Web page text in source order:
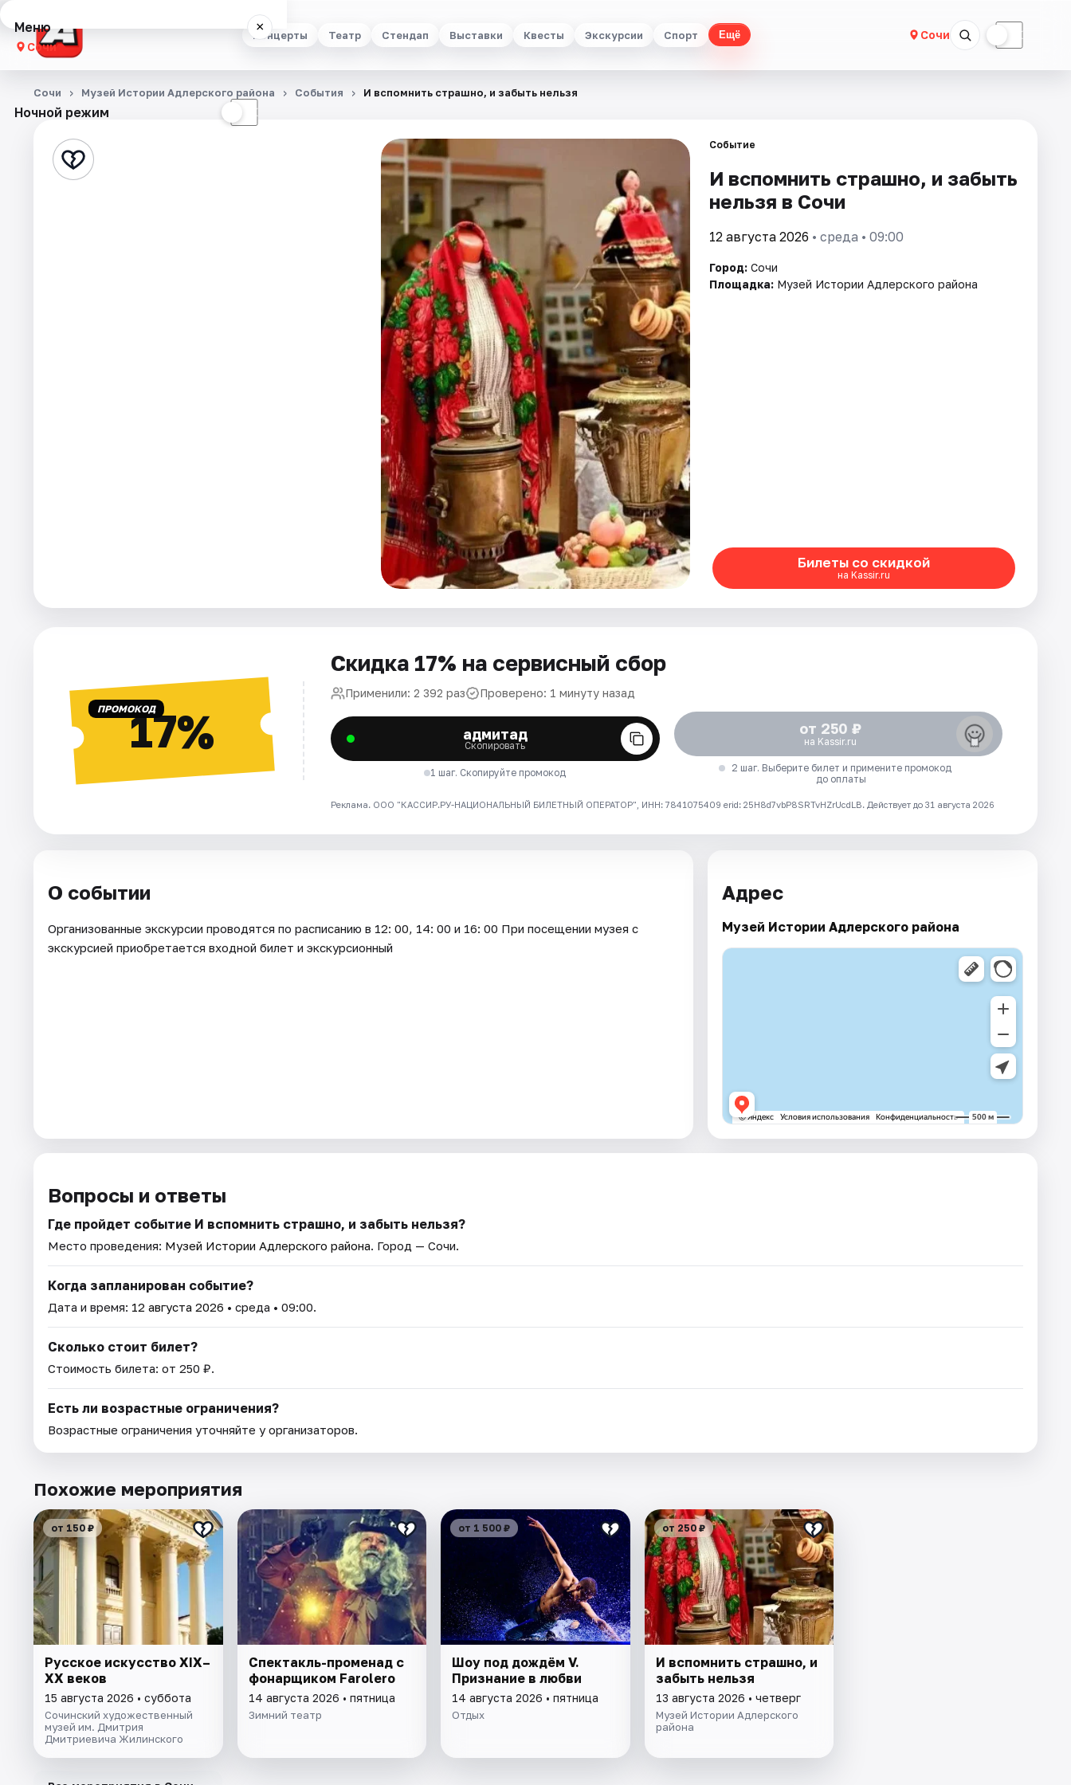
Концерты Театр Стендап Выставки Квесты Экскурсии Спорт Ещё Сочи ☾
Меню ×
Сочи
Концерты
Стендап
Ночной режим ☾
Сочи Музей Истории Адлерского района События И вспомнить страшно, и забыть нельзя
Событие
И вспомнить страшно, и забыть
нельзя в Сочи
12 августа 2026 • среда • 09:00
Город: Сочи
Площадка: Музей Истории Адлерского района
Билеты со скидкой
на Kassir.ru
ПРОМОКОД17%
Скидка 17% на сервисный сбор
Применили: 2 392 раз Проверено: 1 минуту назад
адмитад
Скопировать
1 шаг. Скопируйте промокод
от 250 ₽
на Kassir.ru
2 шаг. Выберите билет и примените промокод
до оплаты
Реклама. ООО "КАССИР.РУ-НАЦИОНАЛЬНЫЙ БИЛЕТНЫЙ ОПЕРАТОР", ИНН: 7841075409 erid: 25H8d7vbP8SRTvHZrUcdLB. Действует до 31 августа 2026
О событии
Организованные экскурсии проводятся по расписанию в 12: 00, 14: 00 и 16: 00 При посещении музея с
экскурсией приобретается входной билет и экскурсионный
Адрес
Музей Истории Адлерского района
Вопросы и ответы
Где пройдет событие И вспомнить страшно, и забыть нельзя?
Место проведения: Музей Истории Адлерского района. Город — Сочи.
Когда запланирован событие?
Дата и время: 12 августа 2026 • среда • 09:00.
Сколько стоит билет?
Стоимость билета: от 250 ₽.
Есть ли возрастные ограничения?
Возрастные ограничения уточняйте у организаторов.
Похожие мероприятия
от 150 ₽
Русское искусство XIX–
XX веков
15 августа 2026 • суббота
Сочинский художественный
музей им. Дмитрия
Дмитриевича Жилинского
Спектакль-променад с
фонарщиком Farolero
14 августа 2026 • пятница
Зимний театр
от 1 500 ₽
Шоу под дождём V.
Признание в любви
14 августа 2026 • пятница
Отдых
от 250 ₽
И вспомнить страшно, и
забыть нельзя
13 августа 2026 • четверг
Музей Истории Адлерского
района